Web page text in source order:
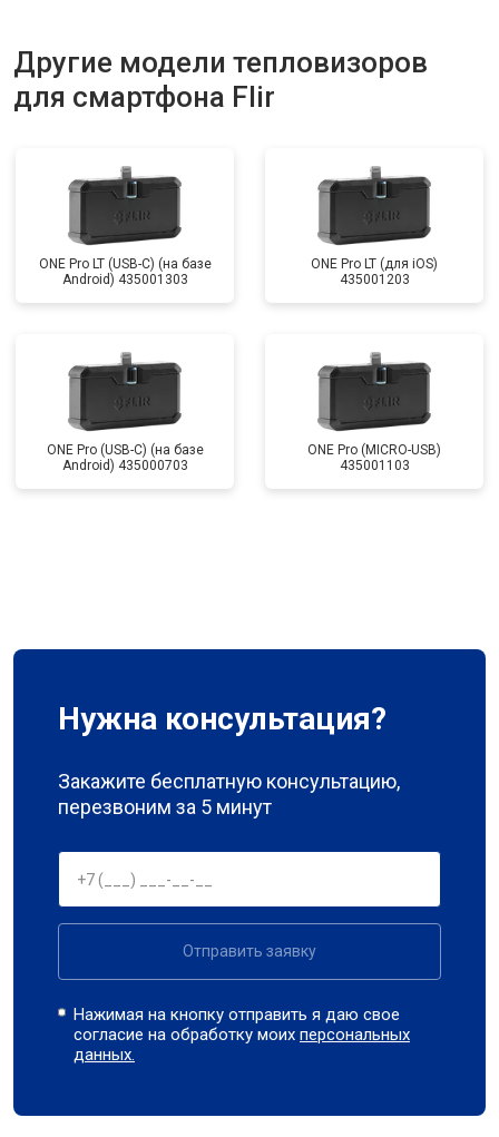
Другие модели тепловизоров
для смартфона Flir
ONE Pro LT (USB-C) (на базе
Android) 435001303
ONE Pro LT (для iOS)
435001203
ONE Pro (USB-C) (на базе
Android) 435000703
ONE Pro (MICRO-USB)
435001103
Нужна консультация?
Закажите бесплатную консультацию,
перезвоним за 5 минут
Отправить заявку
Нажимая на кнопку отправить я даю свое
согласие на обработку моихперсональных
данных.